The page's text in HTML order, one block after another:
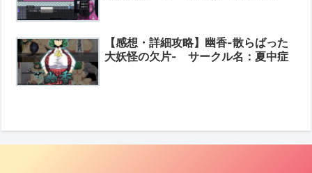
【感想・詳細攻略】幽香-散らばった
大妖怪の欠片- サークル名：夏中症